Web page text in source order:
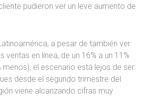
pudieron ver un leve aumento de
a pesar de también ver
ventas en línea, de un 16% a un 11%
menos), el escenario está lejos de ser
desde el segundo trimestre del
viene alcanzando cifras muy